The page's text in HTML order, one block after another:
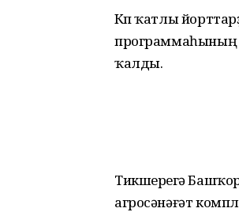
Күп ҡатлы
программаһының
ҡалды.
Тикшереүгә
агросәнәғәт